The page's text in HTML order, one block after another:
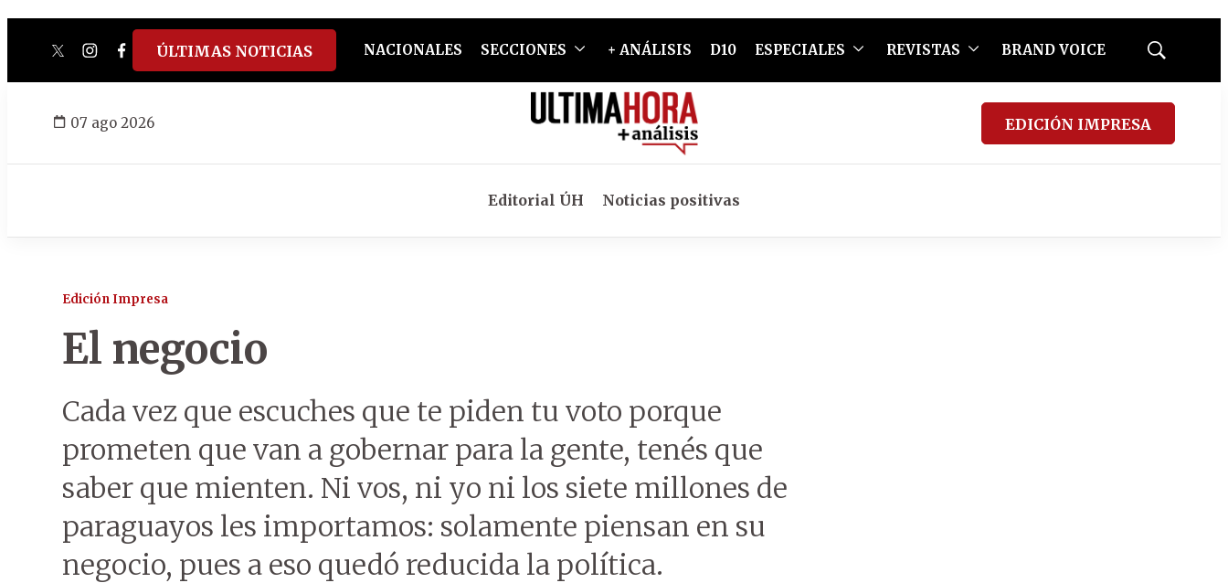
twitterinstagram
facebook
tiktokyoutube
spotify
ÚLTIMAS NOTICIAS NACIONALES SECCIONES + ANÁLISIS D10 ESPECIALES REVISTAS BRAND VOICE
Mostrar
07 ago 2026 EDICIÓN IMPRESA
Editorial ÚH Noticias positivas
Edición Impresa
El negocio
Cada vez que escuches que te piden tu voto porque
prometen que van a gobernar para la gente, tenés que
saber que mienten. Ni vos, ni yo ni los siete millones de
paraguayos les importamos: solamente piensan en su
negocio, pues a eso quedó reducida la política.